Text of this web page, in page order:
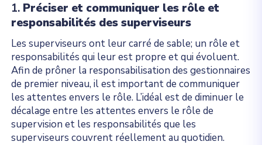
1. Préciser et communiquer les rôle et
responsabilités des superviseurs
Les superviseurs ont leur carré de sable; un rôle et
responsabilités qui leur est propre et qui évoluent.
Afin de prôner la responsabilisation des gestionnaires
de premier niveau, il est important de communiquer
les attentes envers le rôle. L’idéal est de diminuer le
décalage entre les attentes envers le rôle de
supervision et les responsabilités que les
superviseurs couvrent réellement au quotidien.